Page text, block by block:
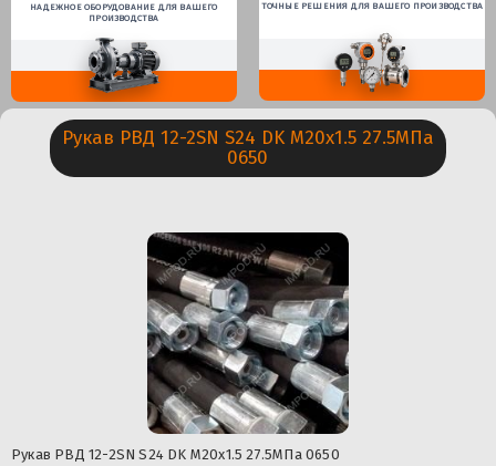
НАДЕЖНОЕ ОБОРУДОВАНИЕ ДЛЯ ВАШЕГО
ПРОИЗВОДСТВА
ТОЧНЫЕ РЕШЕНИЯ ДЛЯ ВАШЕГО ПРОИЗВОДСТВА
Рукав РВД 12-2SN S24 DK М20х1.5 27.5МПа
0650
Рукав РВД 12-2SN S24 DK М20х1.5 27.5МПа 0650